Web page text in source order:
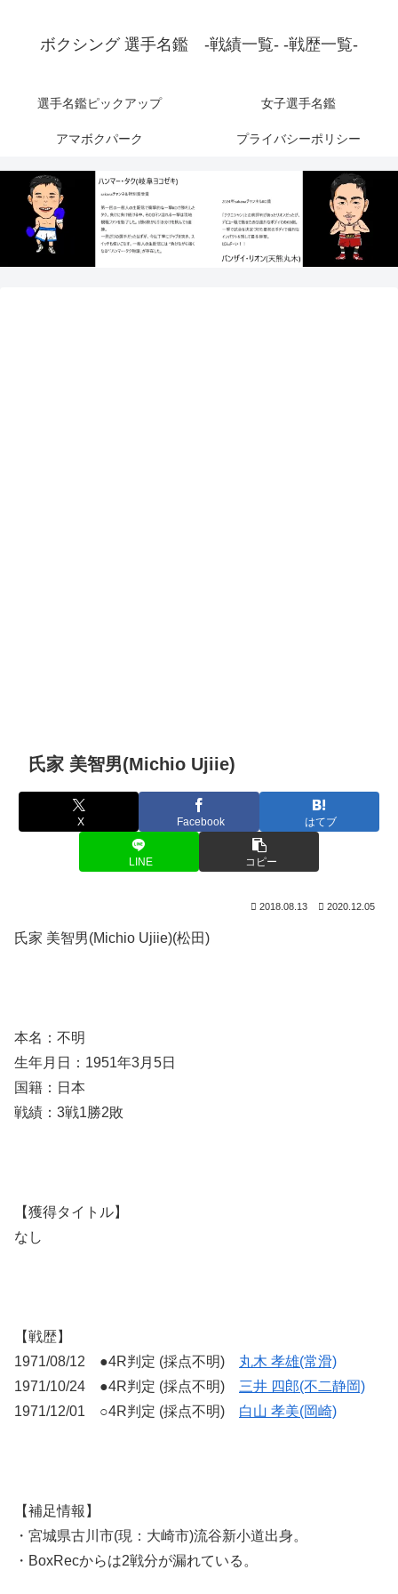
ボクシング 選手名鑑 -戦績一覧- -戦歴一覧-
選手名鑑ピックアップ 女子選手名鑑
アマボクパーク プライバシーポリシー
氏家 美智男(Michio Ujiie)
X Facebook はてブ
LINE コピー
2018.08.13 2020.12.05
氏家 美智男(Michio Ujiie)(松田)
本名：不明
生年月日：1951年3月5日
国籍：日本
戦績：3戦1勝2敗
【獲得タイトル】
なし
【戦歴】
1971/08/12 ●4R判定 (採点不明) 丸木 孝雄(常滑)
1971/10/24 ●4R判定 (採点不明) 三井 四郎(不二静岡)
1971/12/01 ○4R判定 (採点不明) 白山 孝美(岡崎)
【補足情報】
・宮城県古川市(現：大崎市)流谷新小道出身。
・BoxRecからは2戦分が漏れている。